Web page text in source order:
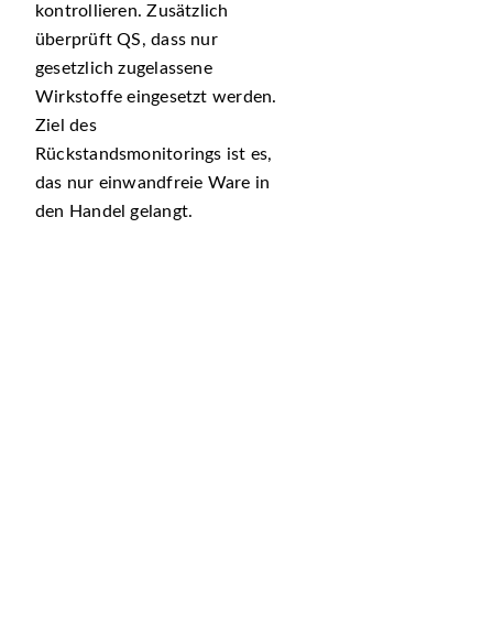
kontrollieren. Zusätzlich
überprüft QS, dass nur
gesetzlich zugelassene
Wirkstoffe eingesetzt werden.
Ziel des
Rückstandsmonitorings ist es,
das nur einwandfreie Ware in
den Handel gelangt.